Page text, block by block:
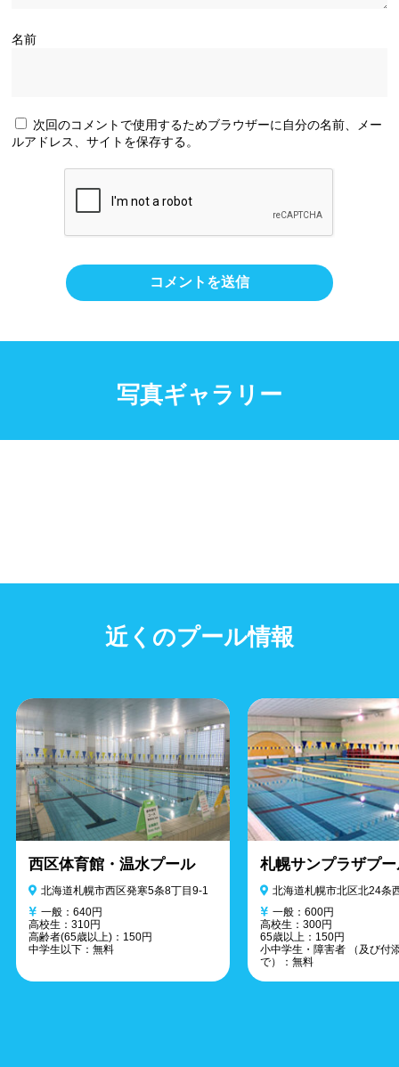
名前
次回のコメントで使用するためブラウザーに自分の名前、メー
ルアドレス、サイトを保存する。
写真ギャラリー
近くのプール情報
西区体育館・温水プール
北海道札幌市西区発寒5条8丁目9-1
一般：640円
高校生：310円
高齢者(65歳以上)：150円
中学生以下：無料
札幌サンプラザプ
北海道札幌市北区北24条
一般：600円
高校生：300円
65歳以上：150円
小中学生・障害者 （及び付
で）：無料